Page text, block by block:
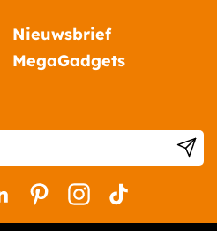
veel voordelen met zich
geven je een unieke
van de massa. We combineren
alleen goed uitziet, maar ook
tovert. Onze kleding en
Ze helpen je
dagelijkse outfit met onze
Nieuwsbrief
MegaGadgets